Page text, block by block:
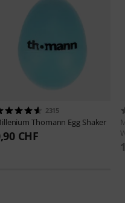
2315
Thomann Egg Shaker
CHF